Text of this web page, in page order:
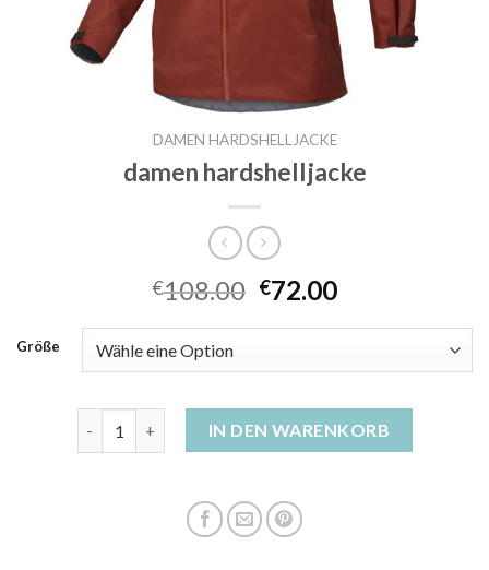
DAMEN HARDSHELLJACKE
damen hardshelljacke
€108.00 €72.00
Größe
damen hardshelljacke MengeIN DEN WARENKORB